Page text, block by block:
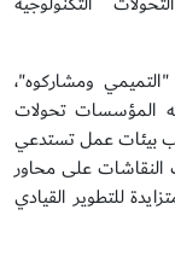
ومشاركوه"،
المؤسسات تحولات
بيئات عمل تستدعي
النقاشات على محاور
للتطوير القيادي